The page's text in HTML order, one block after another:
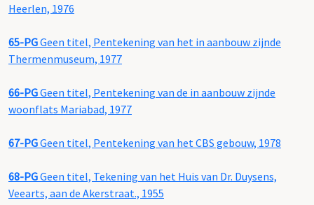
Heerlen, 1976
65-PGGeen titel, Pentekening van het in aanbouw zijnde
Thermenmuseum, 1977
66-PGGeen titel, Pentekening van de in aanbouw zijnde
woonflats Mariabad, 1977
67-PGGeen titel, Pentekening van het CBS gebouw, 1978
68-PGGeen titel, Tekening van het Huis van Dr. Duysens,
Veearts, aan de Akerstraat., 1955